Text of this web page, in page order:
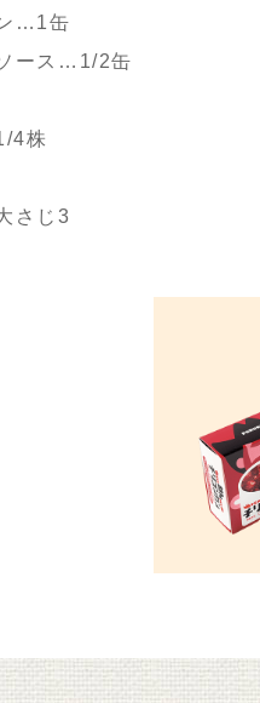
…1缶
ース…1/2缶
4株
さじ3